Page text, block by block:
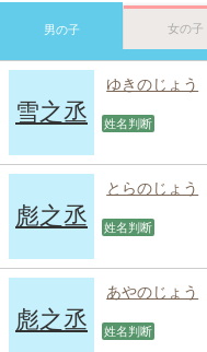
男の子 女の子
雪之丞
ゆきのじょう
姓名判断
彪之丞
とらのじょう
姓名判断
彪之丞
あやのじょう
姓名判断